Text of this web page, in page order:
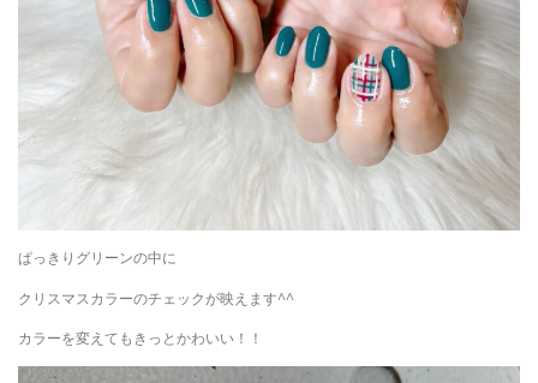
ぱっきりグリーンの中に
クリスマスカラーのチェックが映えます^^
カラーを変えてもきっとかわいい！！